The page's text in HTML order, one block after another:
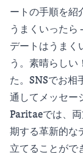
ートの手順を紹
うまくいった
デートはうまく
う。素晴らし
た。SNSでお
通してメッセー
Paritaeでは、
期する革新的な
立てることがで